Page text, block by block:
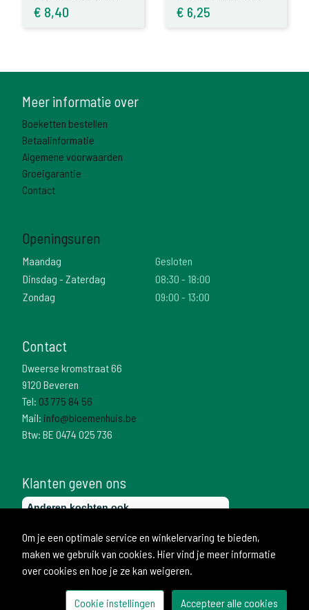
€ 8,40 € 6,25
Meer informatie over
Boeketten bestellen
Betaalinformatie
Algemene voorwaarden
Groeigarantie
Contact
Openingsuren
Maandag
Gesloten
Dinsdag - Zaterdag
08:30 - 18:00
Zondag
09:00 - 13:00
Contact
Dweerse kromstraat 66
9120 Beveren
Tel: 03 775 84 56
Mail: info@bloemenhuis.be
Btw: BE 0474 025 736
Klanten geven ons
Om je een optimale service en winkelervaring te bieden,
maken we gebruik van cookies. Hier vind je meer informatie
over cookies en hoe je ze kan weigeren.
Cookie instellingen Accepteer alle cookies